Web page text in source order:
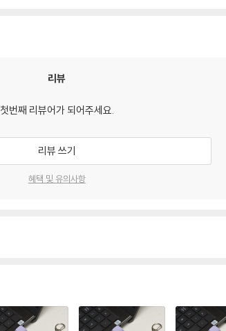
리뷰
첫번째 리뷰어가 되어주세요.
리뷰 쓰기
혜택 및 유의사항